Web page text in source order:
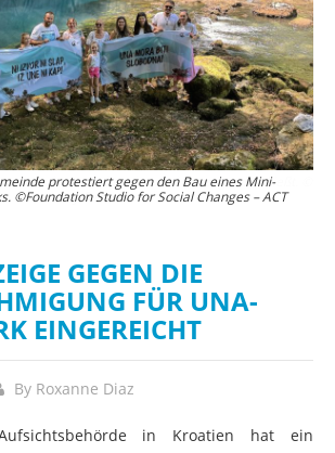
protestiert gegen den Bau eines Mini-
©Foundation Studio for Social Changes – ACT
der nach Bosnien und Herzegowina fließt. ©
Ray Demski
GEGEN DIE
FÜR UNA-
EINGEREICHT
By Roxanne Diaz
in Kroatien hat ein